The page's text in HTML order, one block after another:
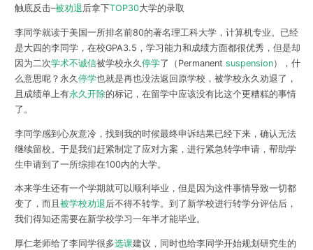
触底反击–被劝退后拿下TOP30大学的录取
李同学就读于美国一所排名前80的著名理工科大学，计算机专业。已经
是大四的李同学，在校GPA3.5，学习能力和成绩方面都很优秀，但是却
因为二次学术不诚信被学校永久 停学了（Permanent suspension），什
么意思呢？永久 停学也就是再也没法返回原学校，被学校永久劝退了，
且成绩单上有永久开除的标记，在留学中应该没有比这个更糟糕的事情
了。
李同学感到心灰意冷，找到我的时候最终申诉结果已经下来，确认无法
继续留校。于是我们赶紧制定了应对方案，进行紧急转学申请，帮助学
生申请到了一所综排在100内的大学。
本来学生还有一个学期就可以顺利毕业，但是因为这件事情导致一切都
变了，而且 被学校劝退后不得不转学。到了新学校进行转学分评估后，
我们得知还需要在新学校学习一年半才能毕业。
厚仁老师给了李同学很多选课建议，同时也给李同学开始规划研究生的